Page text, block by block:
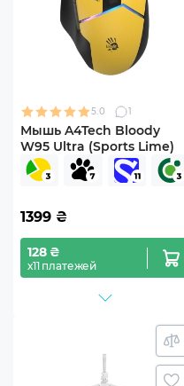
5.0 1
Мышь A4Tech Bloody
W95 Ultra (Sports Lime)
1399 ₴
128 ₴
х11 платежей